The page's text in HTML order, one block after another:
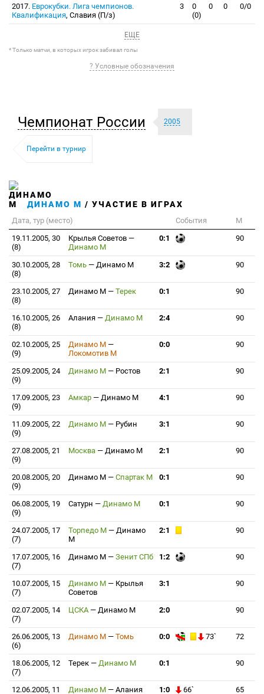
2017. Еврокубки. Лига чемпионов.
Квалификация, Славия (П/з)
3
0
(0)
0 0 0/0
ЕЩЕ
* Только матчи, в которых игрок забивал голы
? Условные обозначения
Чемпионат России 2005
Перейти в турнир
ДИНАМО М / УЧАСТИЕ В ИГРАХ
Дата, тур (место) События
М
19.11.2005, 30
(8)
Крылья Советов —
Динамо М
0:1 90
30.10.2005, 28
(8)
Томь — Динамо М 3:2 90
23.10.2005, 27
(8)
Динамо М — Терек 0:1 90
16.10.2005, 26
(8)
Алания — Динамо М 2:4 90
02.10.2005, 25
(9)
Динамо М —
Локомотив М
0:0 90
25.09.2005, 24
(9)
Динамо М — Ростов 2:1 90
17.09.2005, 23
(9)
Амкар — Динамо М 4:1 90
11.09.2005, 22
(9)
Динамо М — Рубин 3:1 90
27.08.2005, 21
(9)
Москва — Динамо М 2:1 90
20.08.2005, 20
(9)
Динамо М — Спартак М 0:1 90
06.08.2005, 19
(9)
Сатурн — Динамо М 0:1 90
24.07.2005, 17
(7)
Торпедо М — Динамо
М
2:1 90
17.07.2005, 16
(7)
Динамо М — Зенит СПб 1:2 90
10.07.2005, 15
(7)
Динамо М — Крылья
Советов
3:1 90
02.07.2005, 14
(7)
ЦСКА — Динамо М 2:0 90
26.06.2005, 13
(6)
Динамо М — Томь 0:0 73` 72
18.06.2005, 12
(7)
Терек — Динамо М 0:1 90
12.06.2005, 11
Динамо М — Алания 1:0 66` 65